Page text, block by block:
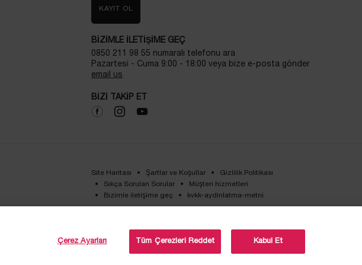
KAYIT OL
BIZIMLE ILETIŞIME GEÇ
0850 211 98 55 numaralı telefonu ara
Pazartesi - Cuma 9:00 - 18:00 veya bize e-posta gönder
email us
BIZI TAKIP ET
Site Haritası Şartlar ve Koşullar
Gizlilik Politikası
Sıkça Sorulan Sorular
Müşteri hizmetleri
Bizimle iletişime geç
kvkk-aydinlatma-metni
KAYIT OLÇerez Ayarları Tüm Çerezleri Reddet Kabul Et